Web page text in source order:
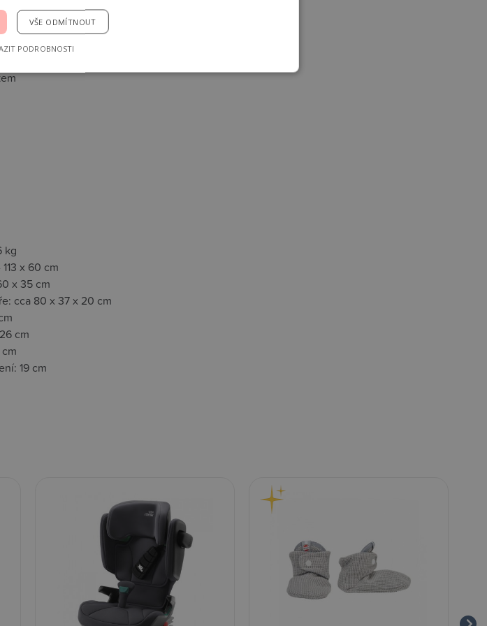
kg
x 60 cm
x 35 cm
cca 80 x 37 x 20 cm
cm
19 cm
VŠE ODMÍTNOUT
PODROBNOSTI